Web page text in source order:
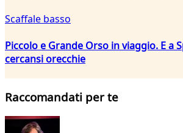
Scaffale basso
Piccolo e Grande Orso in viaggio. E a
cercansi orecchie
Raccomandati per te